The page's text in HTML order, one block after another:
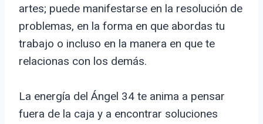
artes; puede manifestarse en la resolución de
problemas, en la forma en que abordas tu
trabajo o incluso en la manera en que te
relacionas con los demás.
La energía del Ángel 34 te anima a pensar
fuera de la caja y a encontrar soluciones